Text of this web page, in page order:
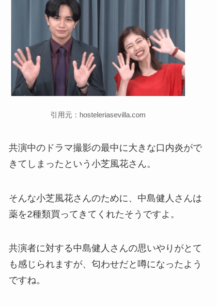
引用元：hosteleriasevilla.com
共演中のドラマ撮影の最中に大きな口内炎がで
きてしまったという小芝風花さん。
そんな小芝風花さんのために、中島健人さんは
薬を2種類買ってきてくれたそうですよ。
共演者に対する中島健人さんの思いやりがとて
も感じられますが、匂わせだと噂になったよう
ですね。